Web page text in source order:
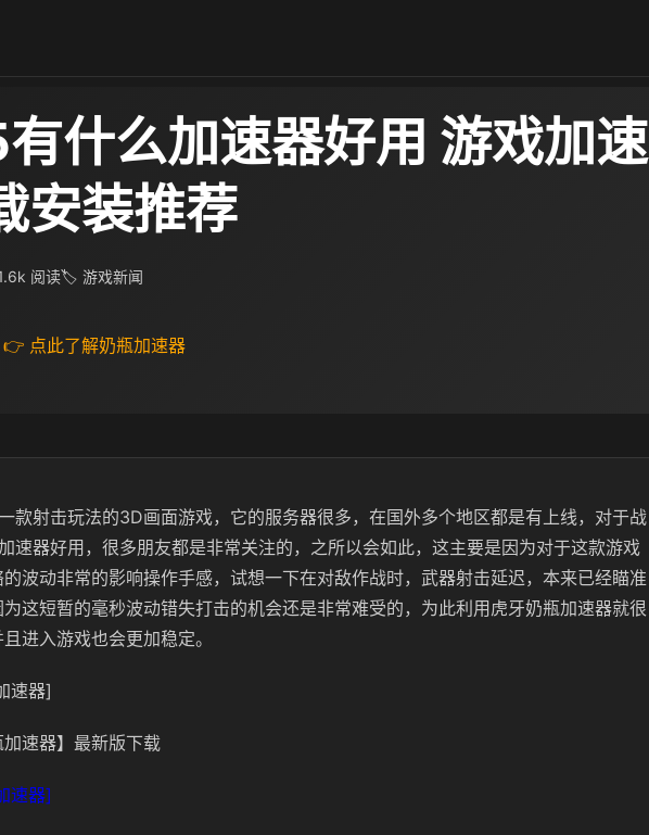
什么加速器好用 游戏加速
安装推荐
阅读🏷 游戏新闻
👉 点此了解奶瓶加速器
款射击玩法的3D画面游戏，它的服务器很多，在国外多个地区都是有上线，对于战
速器好用，很多朋友都是非常关注的，之所以会如此，这主要是因为对于这款游戏
波动非常的影响操作手感，试想一下在对敌作战时，武器射击延迟，本来已经瞄准
这短暂的毫秒波动错失打击的机会还是非常难受的，为此利用虎牙奶瓶加速器就很
进入游戏也会更加稳定。
速器]
加速器】最新版下载
速器]